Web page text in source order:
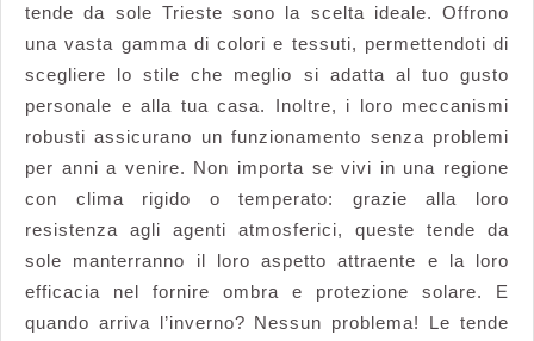
tende da sole Trieste sono la scelta ideale. Offrono
una vasta gamma di colori e tessuti, permettendoti di
scegliere lo stile che meglio si adatta al tuo gusto
personale e alla tua casa. Inoltre, i loro meccanismi
robusti assicurano un funzionamento senza problemi
per anni a venire. Non importa se vivi in una regione
con clima rigido o temperato: grazie alla loro
resistenza agli agenti atmosferici, queste tende da
sole manterranno il loro aspetto attraente e la loro
efficacia nel fornire ombra e protezione solare. E
quando arriva l’inverno? Nessun problema! Le tende